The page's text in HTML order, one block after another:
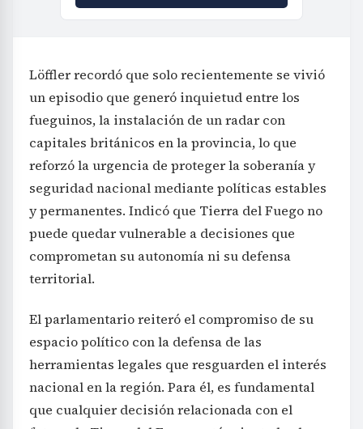
Löffler recordó que solo recientemente se vivió
un episodio que generó inquietud entre los
fueguinos, la instalación de un radar con
capitales británicos en la provincia, lo que
reforzó la urgencia de proteger la soberanía y
seguridad nacional mediante políticas estables
y permanentes. Indicó que Tierra del Fuego no
puede quedar vulnerable a decisiones que
comprometan su autonomía ni su defensa
territorial.
El parlamentario reiteró el compromiso de su
espacio político con la defensa de las
herramientas legales que resguarden el interés
nacional en la región. Para él, es fundamental
que cualquier decisión relacionada con el